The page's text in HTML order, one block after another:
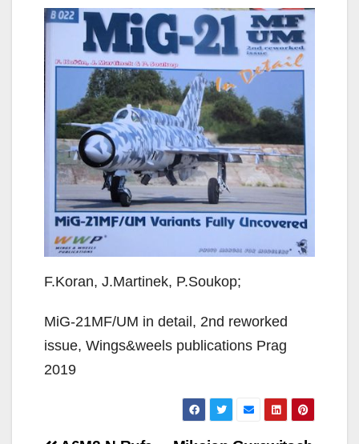
F.Koran, J.Martinek, P.Soukop;
MiG-21MF/UM in detail, 2nd reworked
issue, Wings&weels publications Prag
2019